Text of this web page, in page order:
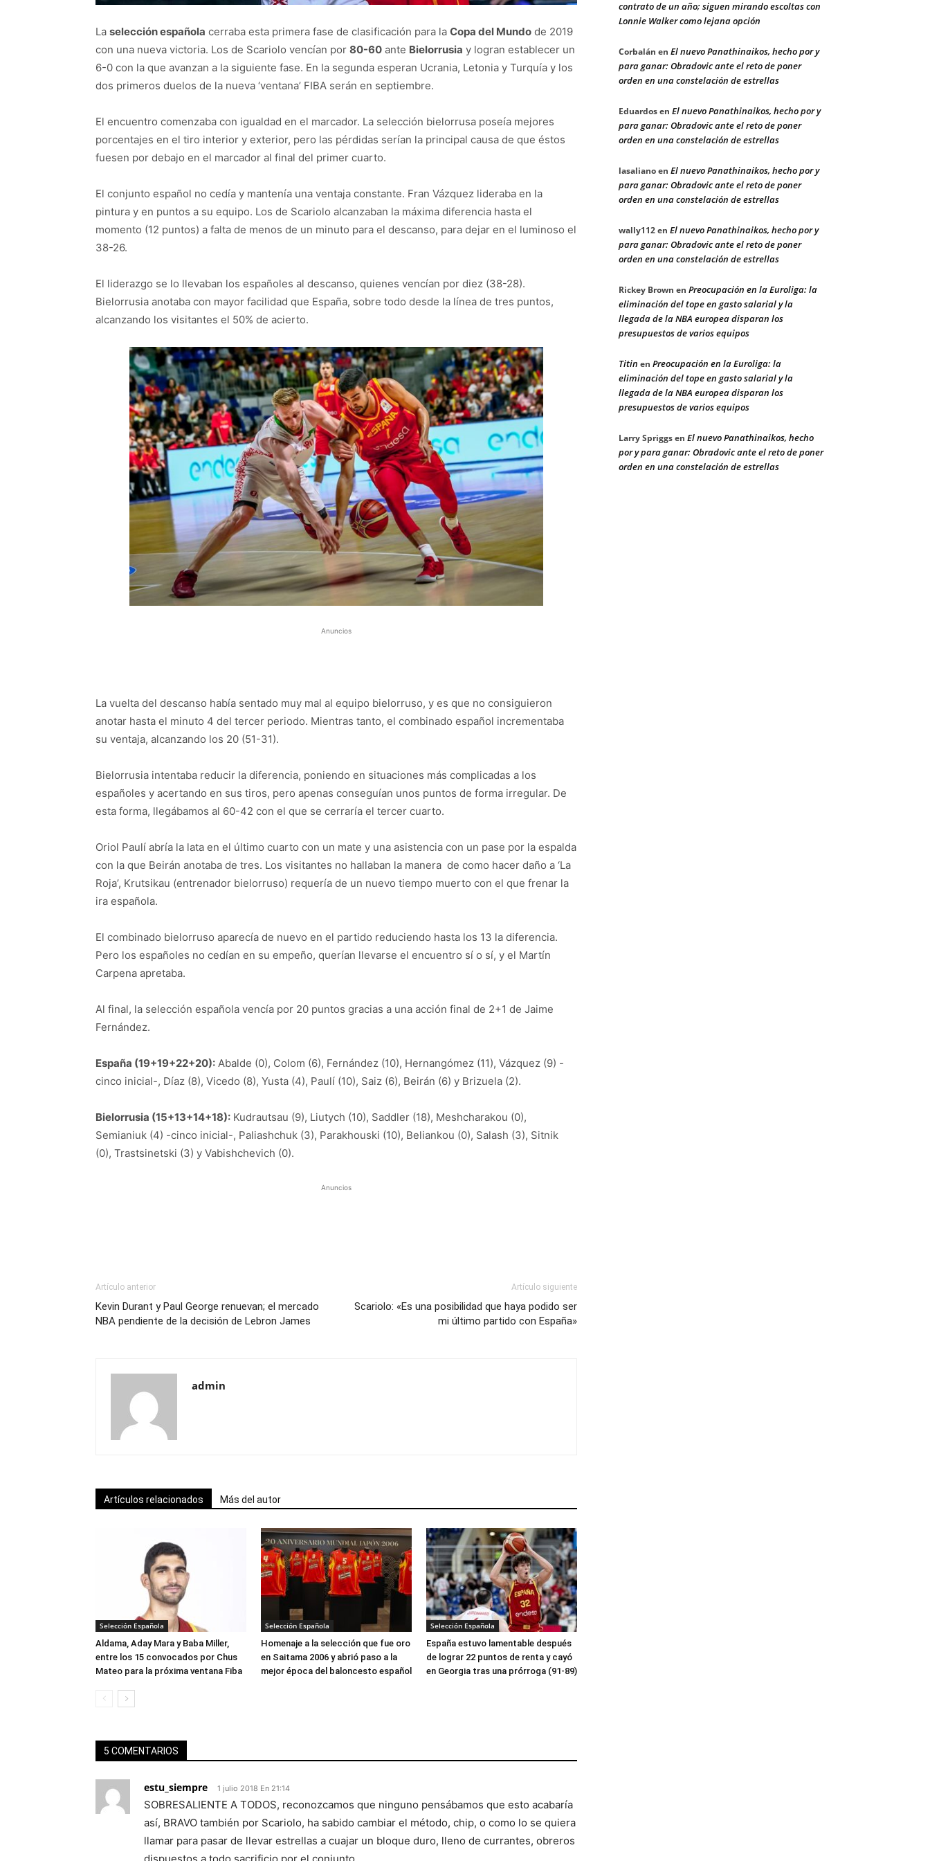
La selección española cerraba esta primera fase de clasificación para la Copa del Mundo de 2019
con una nueva victoria. Los de Scariolo vencían por 80-60 ante Bielorrusia y logran establecer un
6-0 con la que avanzan a la siguiente fase. En la segunda esperan Ucrania, Letonia y Turquía y los
dos primeros duelos de la nueva ‘ventana’ FIBA serán en septiembre.
El encuentro comenzaba con igualdad en el marcador. La selección bielorrusa poseía mejores
porcentajes en el tiro interior y exterior, pero las pérdidas serían la principal causa de que éstos
fuesen por debajo en el marcador al final del primer cuarto.
El conjunto español no cedía y mantenía una ventaja constante. Fran Vázquez lideraba en la
pintura y en puntos a su equipo. Los de Scariolo alcanzaban la máxima diferencia hasta el
momento (12 puntos) a falta de menos de un minuto para el descanso, para dejar en el luminoso el
38-26.
El liderazgo se lo llevaban los españoles al descanso, quienes vencían por diez (38-28).
Bielorrusia anotaba con mayor facilidad que España, sobre todo desde la línea de tres puntos,
alcanzando los visitantes el 50% de acierto.
Anuncios
La vuelta del descanso había sentado muy mal al equipo bielorruso, y es que no consiguieron
anotar hasta el minuto 4 del tercer periodo. Mientras tanto, el combinado español incrementaba
su ventaja, alcanzando los 20 (51-31).
Bielorrusia intentaba reducir la diferencia, poniendo en situaciones más complicadas a los
españoles y acertando en sus tiros, pero apenas conseguían unos puntos de forma irregular. De
esta forma, llegábamos al 60-42 con el que se cerraría el tercer cuarto.
Oriol Paulí abría la lata en el último cuarto con un mate y una asistencia con un pase por la espalda
con la que Beirán anotaba de tres. Los visitantes no hallaban la manera de como hacer daño a ‘La
Roja’, Krutsikau (entrenador bielorruso) requería de un nuevo tiempo muerto con el que frenar la
ira española.
El combinado bielorruso aparecía de nuevo en el partido reduciendo hasta los 13 la diferencia.
Pero los españoles no cedían en su empeño, querían llevarse el encuentro sí o sí, y el Martín
Carpena apretaba.
Al final, la selección española vencía por 20 puntos gracias a una acción final de 2+1 de Jaime
Fernández.
España (19+19+22+20): Abalde (0), Colom (6), Fernández (10), Hernangómez (11), Vázquez (9) -
cinco inicial-, Díaz (8), Vicedo (8), Yusta (4), Paulí (10), Saiz (6), Beirán (6) y Brizuela (2).
Bielorrusia (15+13+14+18): Kudrautsau (9), Liutych (10), Saddler (18), Meshcharakou (0),
Semianiuk (4) -cinco inicial-, Paliashchuk (3), Parakhouski (10), Beliankou (0), Salash (3), Sitnik
(0), Trastsinetski (3) y Vabishchevich (0).
Anuncios
Artículo anterior
Kevin Durant y Paul George renuevan; el mercado
NBA pendiente de la decisión de Lebron James
Artículo siguiente
Scariolo: «Es una posibilidad que haya podido ser
mi último partido con España»
admin
Artículos relacionados Más del autor
Selección Española
Aldama, Aday Mara y Baba Miller,
entre los 15 convocados por Chus
Mateo para la próxima ventana Fiba
Selección Española
Homenaje a la selección que fue oro
en Saitama 2006 y abrió paso a la
mejor época del baloncesto español
Selección Española
España estuvo lamentable después
de lograr 22 puntos de renta y cayó
en Georgia tras una prórroga (91-89)
5 COMENTARIOS
estu_siempre 1 julio 2018 En 21:14
SOBRESALIENTE A TODOS, reconozcamos que ninguno pensábamos que esto acabaría
así, BRAVO también por Scariolo, ha sabido cambiar el método, chip, o como lo se quiera
llamar para pasar de llevar estrellas a cuajar un bloque duro, lleno de currantes, obreros
contrato de un año; siguen mirando escoltas con
Lonnie Walker como lejana opción
Corbalán en El nuevo Panathinaikos, hecho por y
para ganar: Obradovic ante el reto de poner
orden en una constelación de estrellas
Eduardosen El nuevo Panathinaikos, hecho por y
para ganar: Obradovic ante el reto de poner
orden en una constelación de estrellas
lasalianoen El nuevo Panathinaikos, hecho por y
para ganar: Obradovic ante el reto de poner
orden en una constelación de estrellas
wally112en El nuevo Panathinaikos, hecho por y
para ganar: Obradovic ante el reto de poner
orden en una constelación de estrellas
Rickey Brown en Preocupación en la Euroliga: la
eliminación del tope en gasto salarial y la
llegada de la NBA europea disparan los
presupuestos de varios equipos
Titin en Preocupación en la Euroliga: la
eliminación del tope en gasto salarial y la
llegada de la NBA europea disparan los
presupuestos de varios equipos
Larry Spriggsen El nuevo Panathinaikos, hecho
por y para ganar: Obradovic ante el reto de poner
orden en una constelación de estrellas